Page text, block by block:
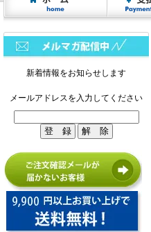
新着情報をお知らせします
メールアドレスを入力してください